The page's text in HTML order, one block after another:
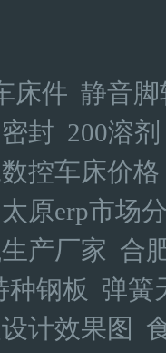
床件 静音
封 200溶剂
控车床价格
太原erp市场
产厂家 合
种钢板 弹簧
计效果图